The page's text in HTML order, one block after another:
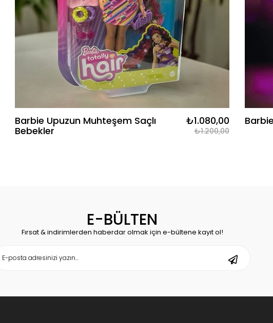
Barbie Upuzun Muhteşem Saçlı
Bebekler
₺1.080,00
₺1.200,00
E-BÜLTEN
Fırsat & indirimlerden haberdar olmak için e-bültene kayıt ol!